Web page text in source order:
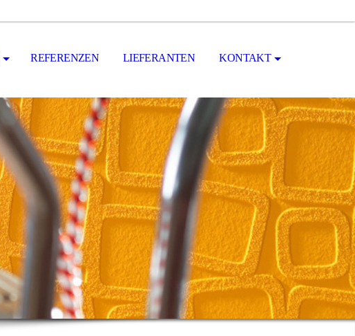
REFERENZEN LIEFERANTEN KONTAKT